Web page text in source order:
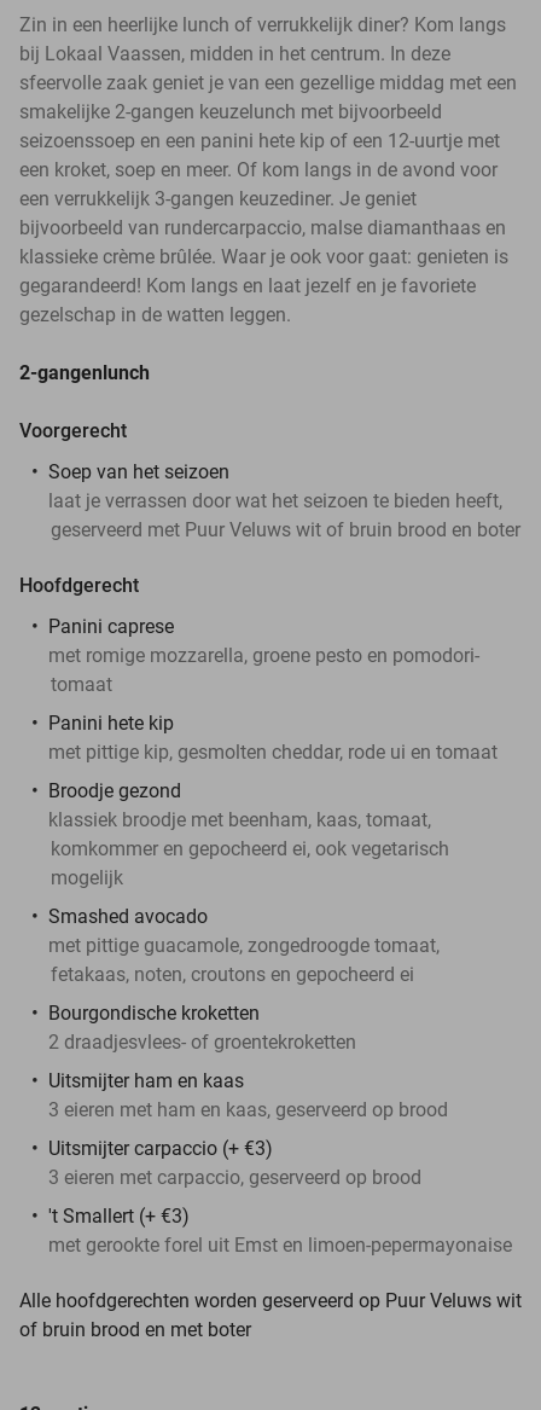
Zin in een heerlijke lunch of verrukkelijk diner? Kom langs
bij Lokaal Vaassen, midden in het centrum. In deze
sfeervolle zaak geniet je van een gezellige middag met een
smakelijke 2-gangen keuzelunch met bijvoorbeeld
seizoenssoep en een panini hete kip of een 12-uurtje met
een kroket, soep en meer. Of kom langs in de avond voor
een verrukkelijk 3-gangen keuzediner. Je geniet
bijvoorbeeld van rundercarpaccio, malse diamanthaas en
klassieke crème brûlée. Waar je ook voor gaat: genieten is
gegarandeerd! Kom langs en laat jezelf en je favoriete
gezelschap in de watten leggen.
2-gangenlunch
Voorgerecht
Soep van het seizoen
laat je verrassen door wat het seizoen te bieden heeft,
geserveerd met Puur Veluws wit of bruin brood en boter
Hoofdgerecht
Panini caprese
met romige mozzarella, groene pesto en pomodori-
tomaat
Panini hete kip
met pittige kip, gesmolten cheddar, rode ui en tomaat
Broodje gezond
klassiek broodje met beenham, kaas, tomaat,
komkommer en gepocheerd ei, ook vegetarisch
mogelijk
Smashed avocado
met pittige guacamole, zongedroogde tomaat,
fetakaas, noten, croutons en gepocheerd ei
Bourgondische kroketten
2 draadjesvlees- of groentekroketten
Uitsmijter ham en kaas
3 eieren met ham en kaas, geserveerd op brood
Uitsmijter carpaccio (+ €3)
3 eieren met carpaccio, geserveerd op brood
't Smallert (+ €3)
met gerookte forel uit Emst en limoen-pepermayonaise
Alle hoofdgerechten worden geserveerd op Puur Veluws wit
of bruin brood en met boter